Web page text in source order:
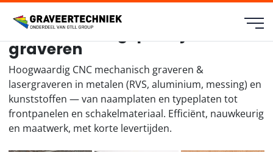
Kabelmarkering en Pijp-
buismarkeringsplaatjes
graveren
Hoogwaardig CNC mechanisch graveren &
lasergraveren in metalen (RVS, aluminium, messing) en
kunststoffen — van naamplaten en typeplaten tot
frontpanelen en schakelmateriaal. Efficiënt, nauwkeurig
en maatwerk, met korte levertijden.